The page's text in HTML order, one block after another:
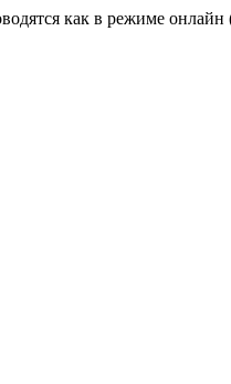
как в режиме